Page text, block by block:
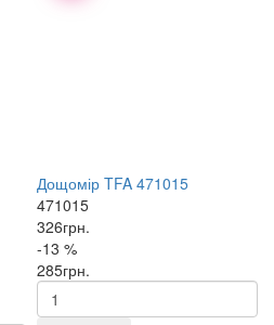
Дощомір TFA 471015
471015
326грн.
-13 %
285грн.